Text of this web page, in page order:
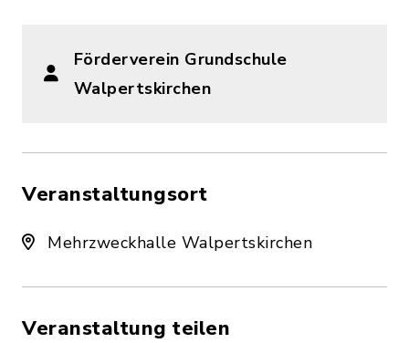
Förderverein Grundschule
Walpertskirchen
Veranstaltungsort
Mehrzweckhalle Walpertskirchen
Veranstaltung teilen